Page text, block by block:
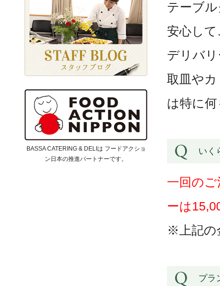
テーブ
安心し
デリバ
取皿や
は特に
いく
一回の
ーは
※上記の
プラ
BASSA CATERING & DELIは フードアクショ
ン日本の推進パートナーです。